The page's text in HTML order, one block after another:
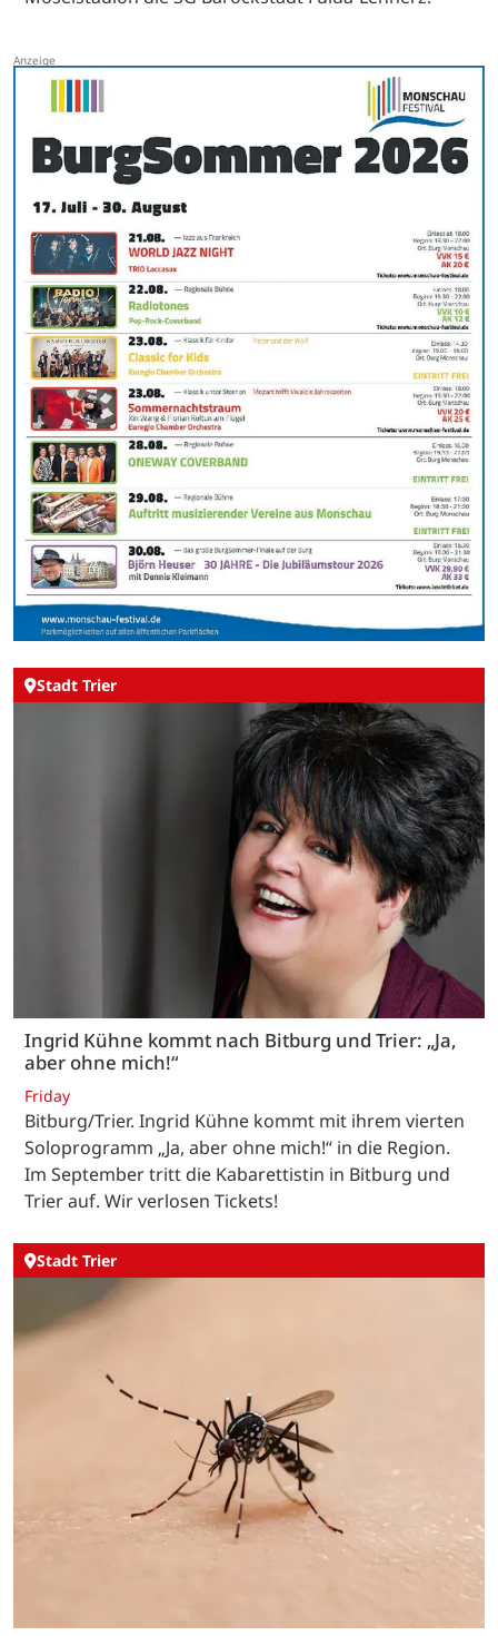
Stadt Trier
Ingrid Kühne kommt nach Bitburg und Trier: „Ja,
aber ohne mich!“
Friday
Bitburg/Trier. Ingrid Kühne kommt mit ihrem vierten
Soloprogramm „Ja, aber ohne mich!“ in die Region.
Im September tritt die Kabarettistin in Bitburg und
Trier auf. Wir verlosen Tickets!
Stadt Trier